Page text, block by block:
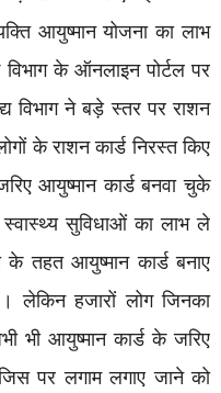
आयुष्मान योजना का लाभ
विभाग के ऑनलाइन पोर्टल पर
विभाग ने बड़े स्तर पर राशन
के राशन कार्ड निरस्त किए
आयुष्मान कार्ड बनवा चुके
सुविधाओं का लाभ ले
तहत आयुष्मान कार्ड बनाए
लेकिन हजारों लोग जिनका
भी आयुष्मान कार्ड के जरिए
पर लगाम लगाए जाने को